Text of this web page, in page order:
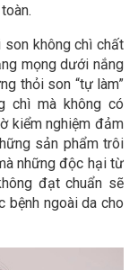
son không chì chất
mọng dưới nắng
thỏi son “tự làm”
chì mà không có
kiểm nghiệm đảm
sản phẩm trôi
những độc hại từ
đạt chuẩn sẽ
bệnh ngoài da cho